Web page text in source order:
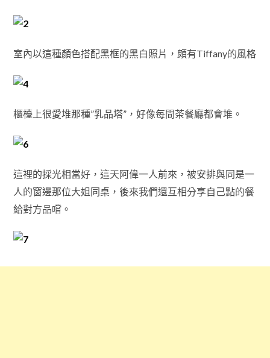
室內以這種顏色搭配黑框的黑白照片，頗有Tiffany的風格
櫃檯上很愛堆那種”乳品塔”，好像每間茶餐廳都會堆。
這裡的採光相當好，這天阿偉一人前來，被安排與同是一
人的窗邊那位大姐同桌，後來我們還互相分享自己點的餐
給對方品嚐。